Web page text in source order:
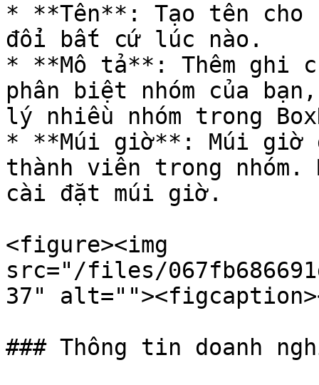
* **Tên**: Tạo tên cho
đổi bất cứ lúc nào.
* **Mô tả**: Thêm ghi
phân biệt nhóm của
lý nhiều nhóm trong
* **Múi giờ**: Múi giờ
thành viên trong nhóm.
cài đặt múi giờ.
<figure><img
src="/files/
37"
### Thông tin doanh